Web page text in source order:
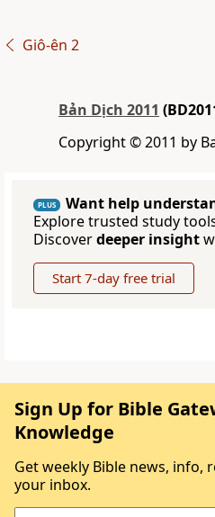
Giô-ên 2
Bản Dịch 2011
Copyright © 2011 by
PLUS
Want help
Explore trusted study
Discoverdeeper insight
Start 7-day free trial
Sign Up for Bible
Knowledge
Get weekly Bible news, info,
your inbox.